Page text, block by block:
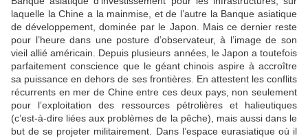
laquelle la Chine a la mainmise, et de l’autre la Banque asiatique
de développement, dominée par le Japon. Mais ce dernier reste
pour l’heure dans une posture d’observateur, à l’image de son
vieil allié américain. Depuis plusieurs années, le Japon a toutefois
parfaitement conscience que le géant chinois aspire à accroître
sa puissance en dehors de ses frontières. En attestent les conflits
récurrents en mer de Chine entre ces deux pays, non seulement
pour l’exploitation des ressources pétrolières et halieutiques
(c’est-à-dire liées aux problèmes de la pêche), mais aussi dans le
but de se projeter militairement. Dans l’espace eurasiatique où il